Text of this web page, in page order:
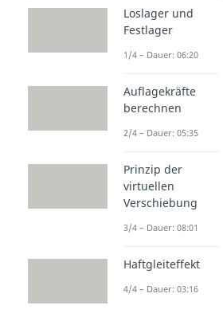
zur
Als erstes
Grundlagen
Um
System ein
einindifferentes
einlabiles
betrachten wir
Potential
Arbeit, aus der
ergibt. Dazu
vorher, welche
Loslager und
Festlager
1/4 – Dauer: 06:20
Auflagekräfte
berechnen
2/4 – Dauer: 05:35
Prinzip der
virtuellen
Verschiebung
3/4 – Dauer: 08:01
Haftgleiteffekt
4/4 – Dauer: 03:16